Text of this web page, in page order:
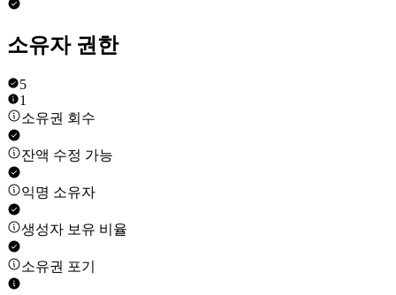
소유자 권한
5
1
소유권 회수
잔액 수정 가능
익명 소유자
생성자 보유 비율
소유권 포기